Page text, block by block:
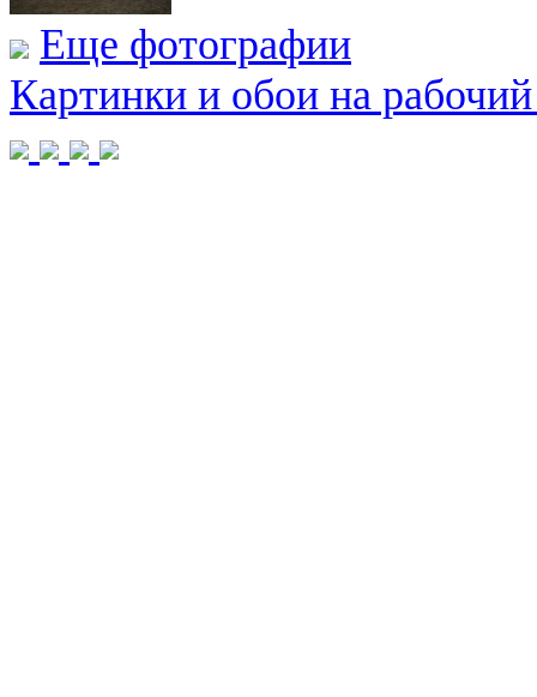
Еще фотографии
Картинки и обои на